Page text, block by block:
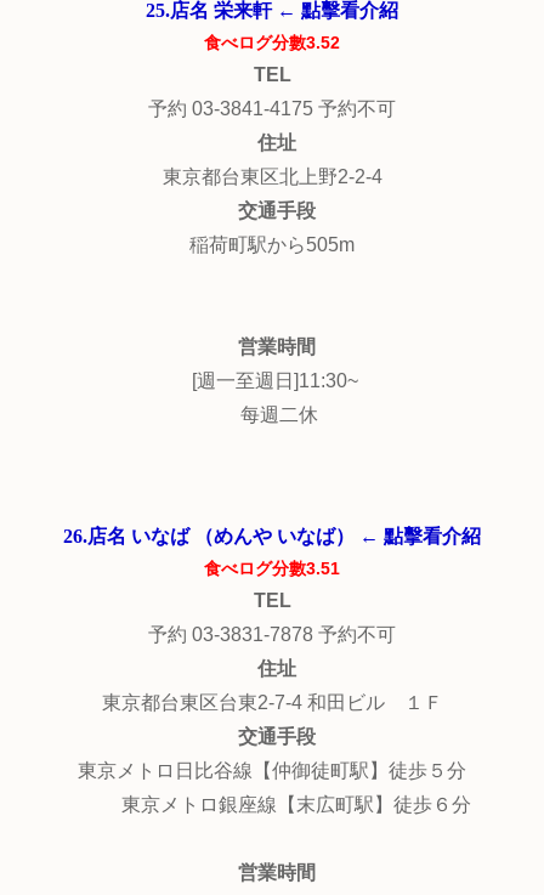
25.店名 栄来軒 ← 點擊看介紹
食べログ分數3.52
TEL
予約 03-3841-4175 予約不可
住址
東京都台東区北上野2-2-4
交通手段
稲荷町駅から505m
営業時間
[週一至週日]11:30~
每週二休
26.店名 いなば （めんや いなば） ← 點擊看介紹
食べログ分數3.51
TEL
予約 03-3831-7878 予約不可
住址
東京都台東区台東2-7-4 和田ビル １Ｆ
交通手段
東京メトロ日比谷線【仲御徒町駅】徒歩５分
東京メトロ銀座線【末広町駅】徒歩６分
営業時間